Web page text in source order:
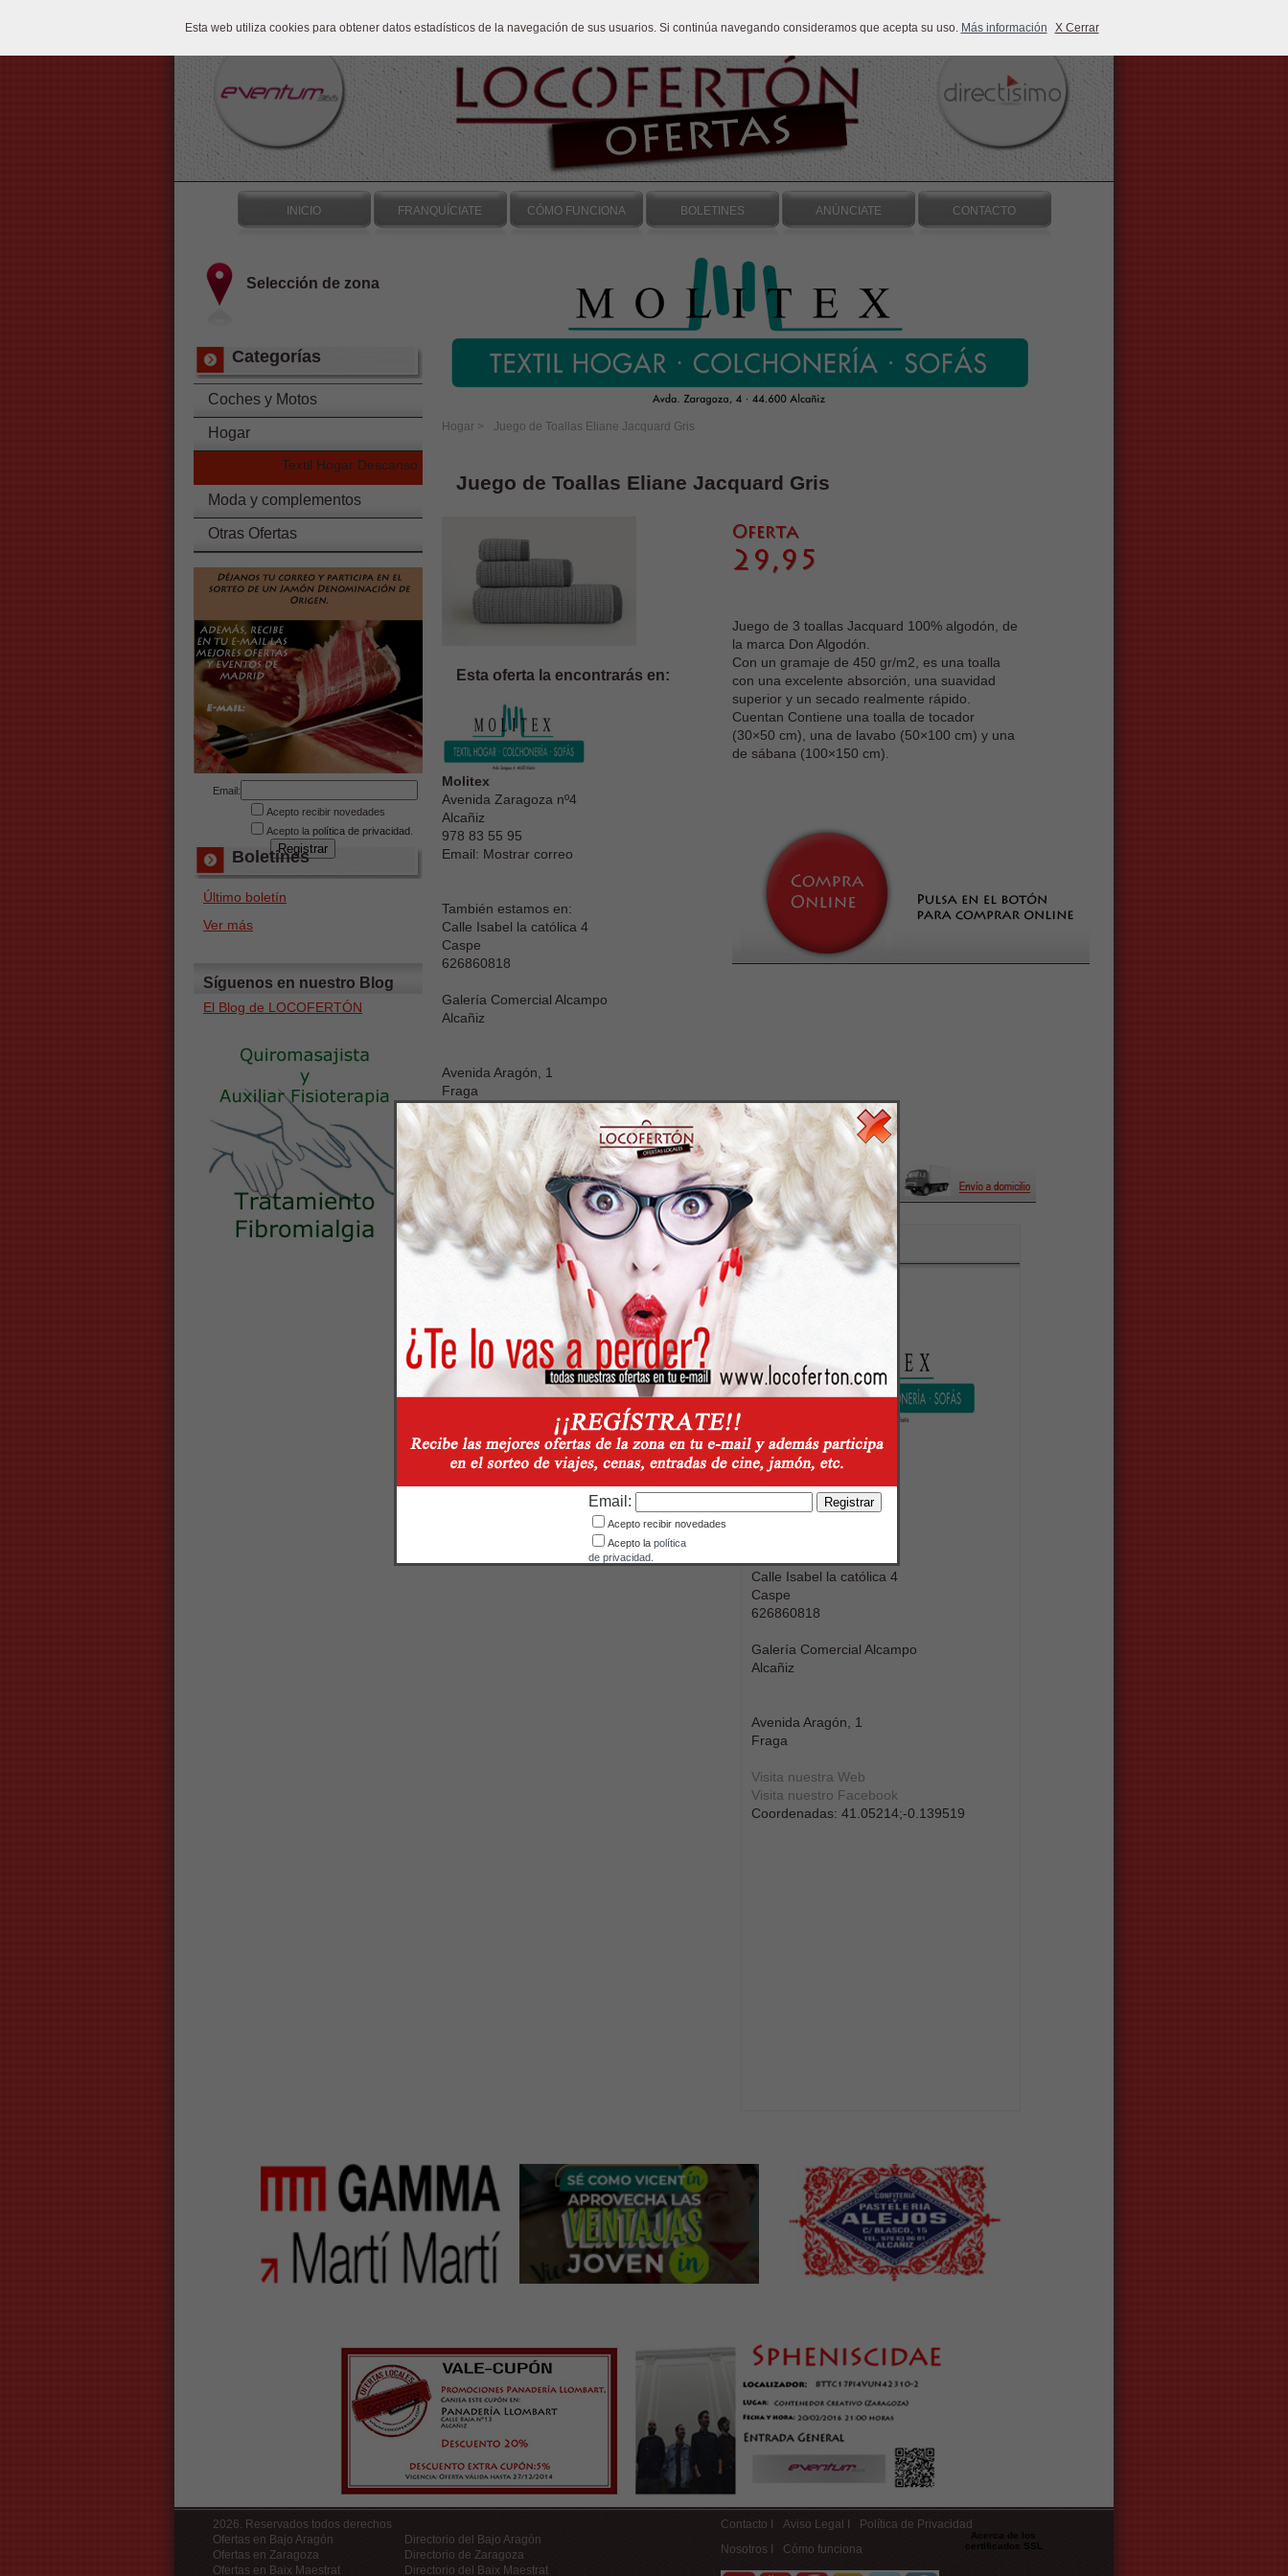
Esta web utiliza cookies para obtener datos estadísticos de la navegación de sus usuarios. Si continúa navegando consideramos que acepta su uso. Más información X Cerrar
Email:
Acepto recibir novedades
Acepto la política
de privacidad.
INICIO FRANQUÍCIATE CÓMO FUNCIONA BOLETINES ANÚNCIATE CONTACTO
Selección de zona
Categorías
Coches y Motos
Hogar
Textil Hogar Descanso
Moda y complementos
Otras Ofertas
Email:
Acepto recibir novedades
Acepto la política de privacidad.
Boletines
Último boletín
Ver más
Síguenos en nuestro Blog
El Blog de LOCOFERTÓN
Hogar > Juego de Toallas Eliane Jacquard Gris
Juego de Toallas Eliane Jacquard Gris
Esta oferta la encontrarás en:
Molitex
Avenida Zaragoza nº4
Alcañiz
978 83 55 95
Email: Mostrar correo
También estamos en:
Calle Isabel la católica 4
Caspe
626860818
Galería Comercial Alcampo
Alcañiz
Avenida Aragón, 1
Fraga
Visita nuestra Web
Visita nuestro Facebook
Juego de 3 toallas Jacquard 100% algodón, de
la marca Don Algodón.
Con un gramaje de 450 gr/m2, es una toalla
con una excelente absorción, una suavidad
superior y un secado realmente rápido.
Cuentan Contiene una toalla de tocador
(30×50 cm), una de lavabo (50×100 cm) y una
de sábana (100×150 cm).
Características Localización
Avenida Zaragoza nº4
Alcañiz
978 83 55 95
Email: Mostrar correo
Calle Isabel la católica 4
Caspe
626860818
Galería Comercial Alcampo
Alcañiz
Avenida Aragón, 1
Fraga
Visita nuestra Web
Visita nuestro Facebook
Coordenadas: 41.05214;-0.139519
2026. Reservados todos derechos
Ofertas en Bajo Aragón
Ofertas en Zaragoza
Ofertas en Baix Maestrat
Directorio del Bajo Aragón
Directorio de Zaragoza
Directorio del Baix Maestrat
Contacto I Aviso Legal I
Política de Privacidad
Nosotros I
Cómo funciona
Acerca de los
certificados SSL